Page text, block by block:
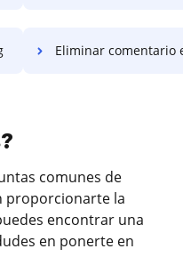
Eliminar comentario en
comunes de
proporcionarte la
encontrar una
en ponerte en